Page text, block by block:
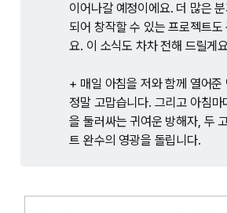
이어나갈 예정이에요. 더 많은
되어 창작할 수 있는 프로젝트도
요. 이 소식도 차차 전해 드릴게
+ 매일 아침을 저와 함께 열어준
정말 고맙습니다. 그리고 아침마
을 둘러싸는 귀여운 방해자, 두
트 완수의 영광을 돌립니다.